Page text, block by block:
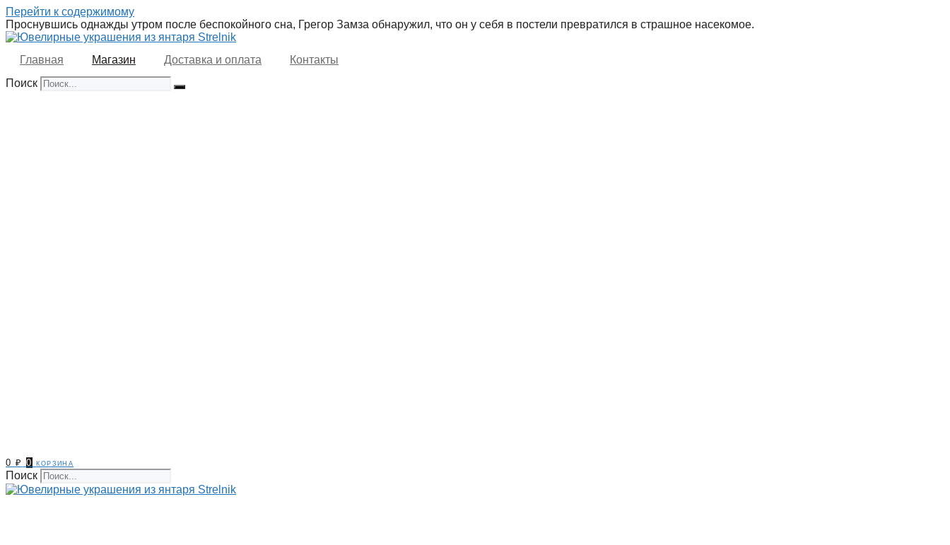
Перейти к содержимому
Проснувшись однажды утром после беспокойного сна, Грегор Замза обнаружил, что он у себя в постели превратился в страшное насекомое.
Главная Магазин Доставка и оплата
Контакты
Поиск
0₽ 0 корзина
Поиск